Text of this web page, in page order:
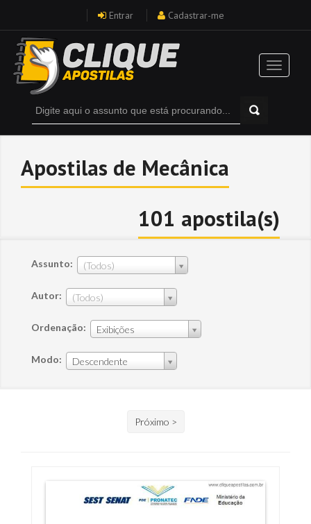
Entrar Cadastrar-me
Apostilas de Mecânica
101 apostila(s)
Assunto: (Todos)
Autor: (Todos)
Ordenação: Exibições
Modo: Descendente
Próximo >